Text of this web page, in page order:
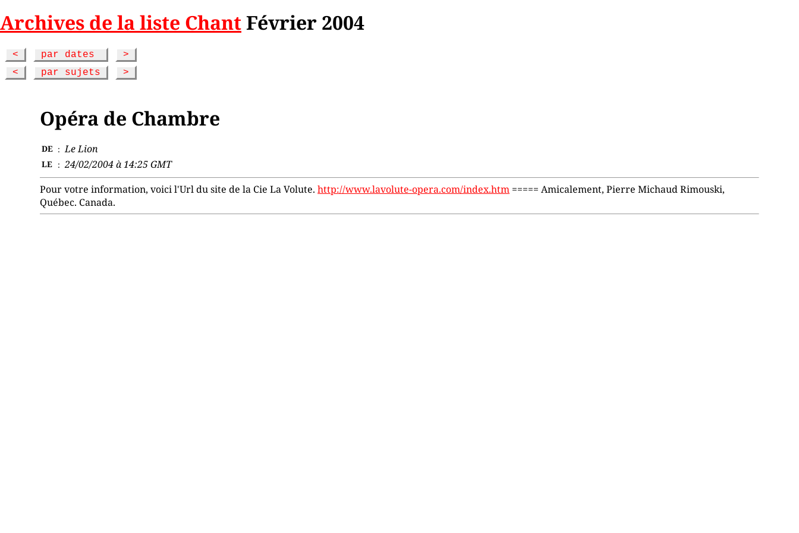
Archives de la liste ChantFévrier 2004
< par dates
>
<
par sujets >
Opéra de Chambre
DE : Le Lion
LE : 24/02/2004 à 14:25 GMT
Pour votre information, voici l'Url du site de la Cie La Volute.http://www.lavolute-opera.com/index.htm ===== Amicalement, Pierre Michaud Rimouski,
Québec. Canada.